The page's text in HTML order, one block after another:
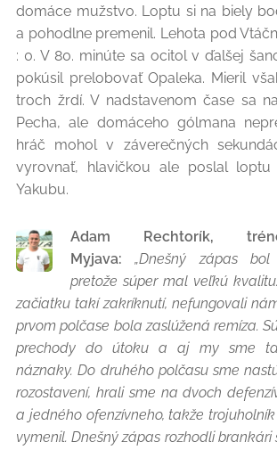
domáce mužstvo. Loptu si na biely
a pohodlne premenil. Lehota pod
: 0. V 80. minúte sa ocitol v ďalšej
pokúsil prelobovať Opaleka. Mieril
troch žrdí. V nadstavenom čase sa
Pecha, ale domáceho gólmana
hráč mohol v záverečných
vyrovnať, hlavičkou ale poslal
Yakubu.
Adam Rechtorík,
Myjava:
„Dnešný zápas
pretože súper mal veľkú
začiatku takí zakríknutí, nefungovali
prvom polčase bola zaslúžená remíza.
prechody do útoku a aj my sme
náznaky. Do druhého polčasu sme
rozostavení, hrali sme na dvoch
a jedného ofenzívneho, takže
vymenil. Dnešný zápas rozhodli brankári